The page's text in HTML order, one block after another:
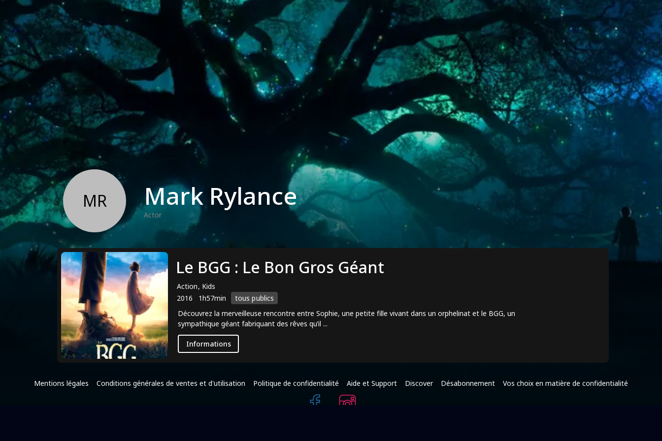
MR Mark Rylance
Actor
Le BGG : Le Bon Gros Géant
Action, Kids
2016
1h57min
tous publics
Découvrez la merveilleuse rencontre entre Sophie, une petite fille vivant dans un orphelinat et le BGG, un
sympathique géant fabriquant des rêves qu’il ...
Informations
Mentions légales Conditions générales de ventes et d'utilisation Politique de confidentialité Aide et Support Discover Désabonnement Vos choix en matière de confidentialité